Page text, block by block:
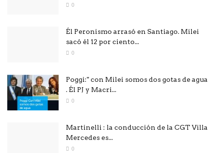
0
Él Peronismo arrasó en Santiago. Milei
sacó él 12 por ciento...
0
Poggi:" con Milei somos dos gotas de agua
. Él PJ y Macri...
0
Martinelli : la conducción de la CGT Villa
Mercedes es...
0